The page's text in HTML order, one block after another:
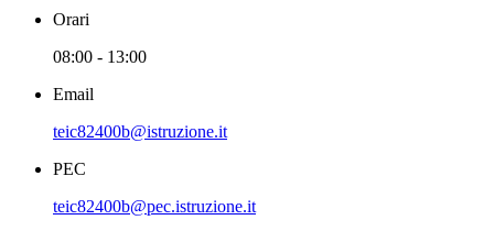
Orari
08:00 - 13:00
Email
teic82400b@istruzione.it
PEC
teic82400b@pec.istruzione.it